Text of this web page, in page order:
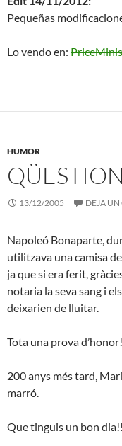
Pequeñas
Lo vendo en:
HUMOR
13/12/2005 DEJA
Napoleó Bonaparte,
utilitzava una camisa
ja que si era ferit,
notaria la seva sang i
deixarien de lluitar.
Tota una prova d’honor!
200 anys més tard,
marró.
Que tinguis un bon